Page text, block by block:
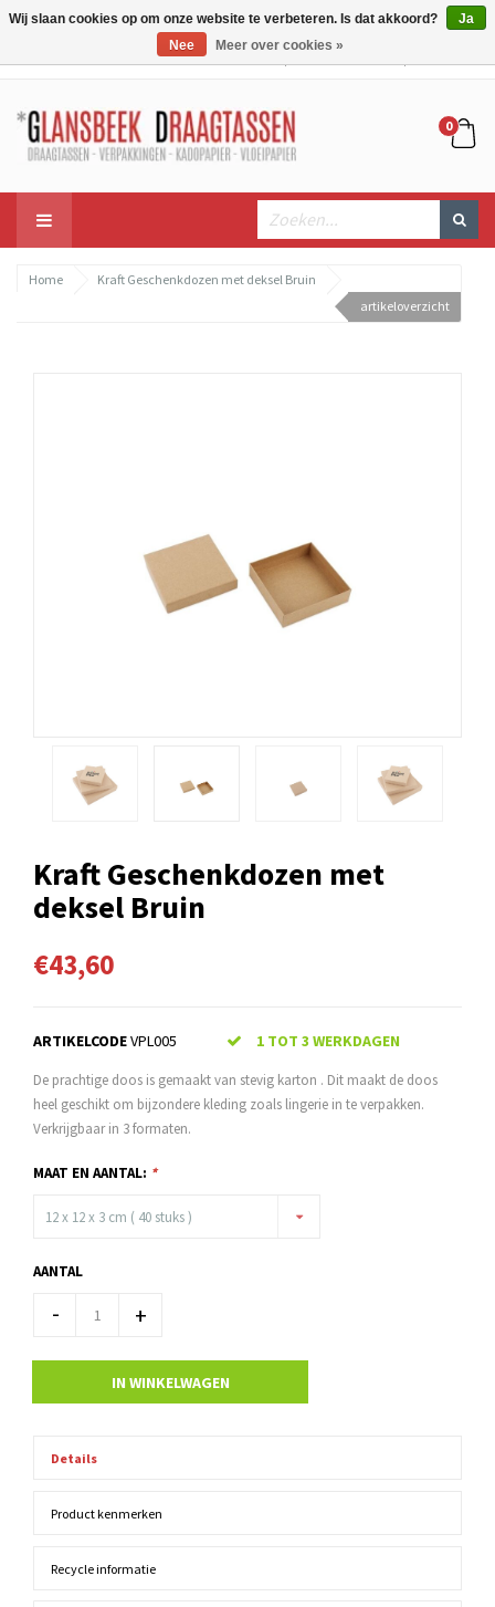
0
Home
Kraft Geschenkdozen met deksel Bruin
artikeloverzicht
Kraft Geschenkdozen met
deksel Bruin
€43,60
ARTIKELCODEVPL005 1 TOT 3 WERKDAGEN
De prachtige doos is gemaakt van stevig karton . Dit maakt de doos
heel geschikt om bijzondere kleding zoals lingerie in te verpakken.
Verkrijgbaar in 3 formaten.
MAAT EN AANTAL: *
12 x 12 x 3 cm ( 40 stuks )
AANTAL
- +
IN WINKELWAGEN
Details
Product kenmerken
Recycle informatie
Wij slaan cookies op om onze website te verbeteren. Is dat akkoord?
Ja
Nee
Meer over cookies »